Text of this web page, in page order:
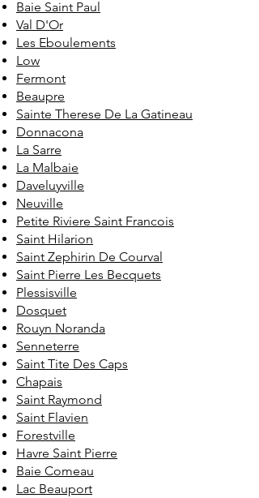
Baie Saint Paul
Val D'Or
Les Eboulements
Low
Fermont
Beaupre
Sainte Therese De La Gatineau
Donnacona
La Sarre
La Malbaie
Daveluyville
Neuville
Petite Riviere Saint Francois
Saint Hilarion
Saint Zephirin De Courval
Saint Pierre Les Becquets
Plessisville
Dosquet
Rouyn Noranda
Senneterre
Saint Tite Des Caps
Chapais
Saint Raymond
Saint Flavien
Forestville
Havre Saint Pierre
Baie Comeau
Lac Beauport